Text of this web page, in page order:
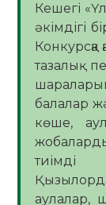
Кешегі
әкімдігі
тазалық
балалар
көше,
тиімді
аулалар,